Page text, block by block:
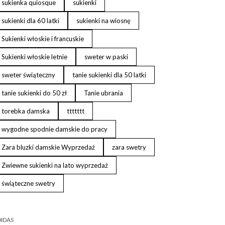
sukienka quiosque sukienki
sukienki dla 60 latki sukienki na wiosnę
Sukienki włoskie i francuskie
Sukienki włoskie letnie sweter w paski
sweter świąteczny tanie sukienki dla 50 latki
tanie sukienki do 50 zł Tanie ubrania
torebka damska ttttttt
wygodne spodnie damskie do pracy
Zara bluzki damskie Wyprzedaż zara swetry
Zwiewne sukienki na lato wyprzedaż
świąteczne swetry